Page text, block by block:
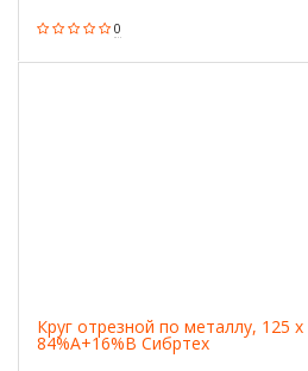
0
Круг отрезной по металлу, 125
84%A+16%B Сибртех